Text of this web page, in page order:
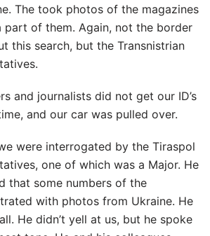
The took photos of the magazines
part of them. Again, not the border
this search, but the Transnistrian
and journalists did not get our ID’s
and our car was pulled over.
were interrogated by the Tiraspol
one of which was a Major. He
that some numbers of the
with photos from Ukraine. He
He didn’t yell at us, but he spoke